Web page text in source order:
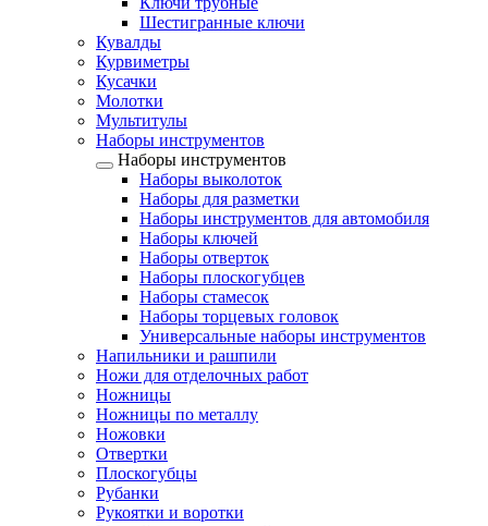
Шестигранные ключи
Кувалды
Курвиметры
Кусачки
Молотки
Мультитулы
Наборы инструментов
Наборы инструментов
Наборы выколоток
Наборы для разметки
Наборы инструментов для автомобиля
Наборы ключей
Наборы отверток
Наборы плоскогубцев
Наборы стамесок
Наборы торцевых головок
Универсальные наборы инструментов
Напильники и рашпили
Ножи для отделочных работ
Ножницы
Ножницы по металлу
Ножовки
Отвертки
Плоскогубцы
Рубанки
Рукоятки и воротки